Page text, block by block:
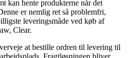
kan hente produkterne når det
er nemlig ret så problemfri,
leveringsmåde ved køb af
Clear.
at bestille ordren til levering til
Fragtløsningen bliver